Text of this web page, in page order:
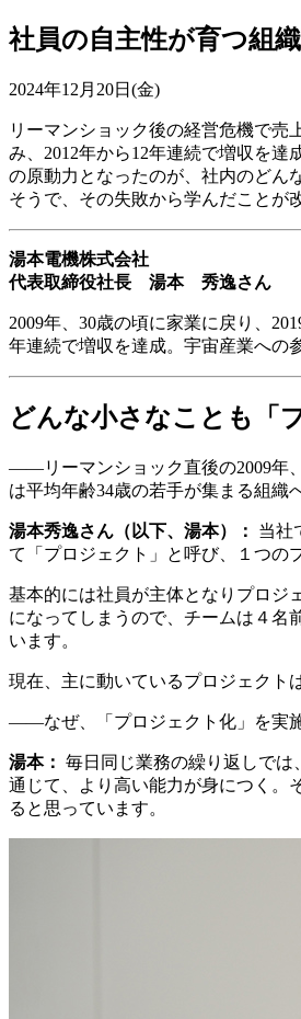
社員の自主性が育つ組
2024年12月20日(金)
リーマンショック後の経営危機で売
み、2012年から12年連続で増収を
の原動力となったのが、社内のどん
そうで、その失敗から学んだことが
湯本電機株式会社
代表取締役社長 湯本 秀逸さん
2009年、30歳の頃に家業に戻り、
年連続で増収を達成。宇宙産業への
どんな小さなことも「
――リーマンショック直後の2009年
は平均年齢34歳の若手が集まる組織
湯本秀逸さん（以下、湯本）： 当社
て「プロジェクト」と呼び、１つの
基本的には社員が主体となりプロジ
になってしまうので、チームは４名
います。
現在、主に動いているプロジェクト
――なぜ、「プロジェクト化」を実
湯本： 毎日同じ業務の繰り返しで
通じて、より高い能力が身につく。
ると思っています。